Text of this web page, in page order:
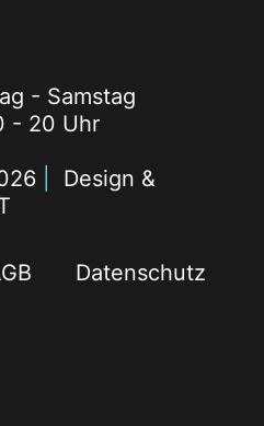
- Samstag
- 20 Uhr
Design &
Datenschutz